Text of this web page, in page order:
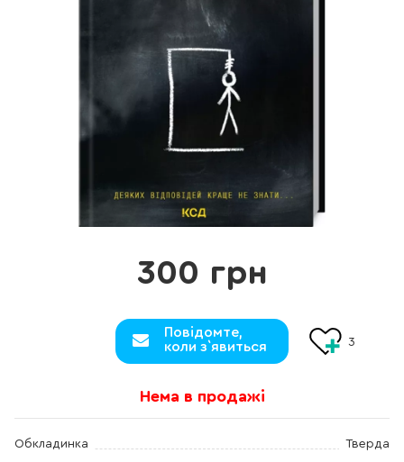
300 грн
Повідомте,
коли з`явиться
3
Нема в продажі
Обкладинка Тверда